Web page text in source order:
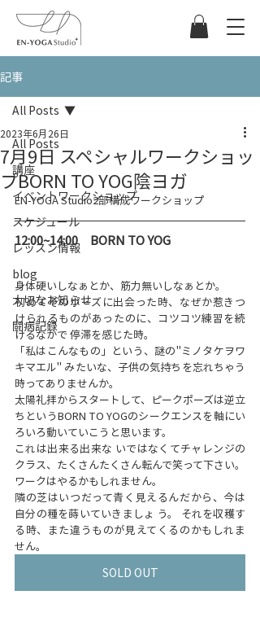
記事
All Posts
講座
イベントワークショップ
スケジュール
レッスン情報
blog
大切なお知らせ
闘病記録
All Posts
7月9日 スペシャルワークショッ
プBORN TO YOG​陰ヨガ
2023年6月26日
EN-YOGA Studio2部構成ワークショップ
1​2:00~14:00　​BORN TO YOG
身体硬いしなぁとか、筋力無いしなぁとか。
初めてそのポーズに出会った時、なぜか惹きつ
けられるものがあったのに、コツコツ練習を続
けるなかで 停滞を感じた時。
「私はこんなもの」という、謎の"ミノタケヲワ
キマエル" みたいな、子供の気持ちを忘れちゃう
時ってありませんか。
太陽礼拝からスタートして、ピークポーズは逆立
ちというBORN TO YOGのシークエンスを軸にい
ろいろ動いていこうと思います。
これは出来る出来な いではなくてチャレンジの
クラス、たくさんたくさん転んで笑って下さい。
ワークはやるかもしれません。
隣の芝はいつだって青く見えるんだから、今は
自分の種を蒔いていきましょ う。 それを収穫す
る時、また違うものが見えてくるのかもしれま
せん。
SOLD OUT